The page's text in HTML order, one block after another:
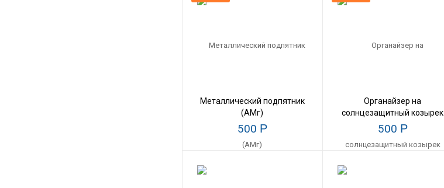
Металлический подпятник
(АМг)
500 Р
Органайзер на
солнцезащитный козырек
500 Р